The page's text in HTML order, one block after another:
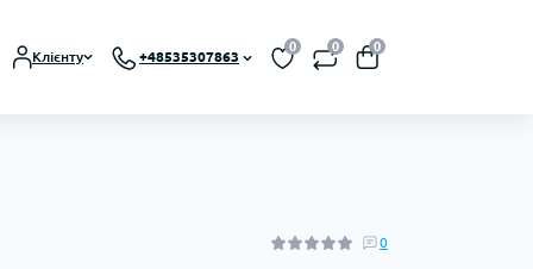
Клієнту +48535307863
0 0 0
0